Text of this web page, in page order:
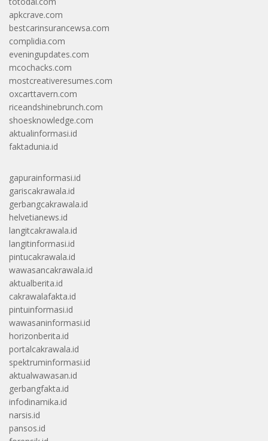
apkcrave.com
bestcarinsurancewsa.com
complidia.com
eveningupdates.com
mcochacks.com
mostcreativeresumes.com
oxcarttavern.com
riceandshinebrunch.com
shoesknowledge.com
aktualinformasi.id
faktadunia.id
gapurainformasi.id
gariscakrawala.id
gerbangcakrawala.id
helvetianews.id
langitcakrawala.id
langitinformasi.id
pintucakrawala.id
wawasancakrawala.id
aktualberita.id
cakrawalafakta.id
pintuinformasi.id
wawasaninformasi.id
horizonberita.id
portalcakrawala.id
spektruminformasi.id
aktualwawasan.id
gerbangfakta.id
infodinamika.id
narsis.id
pansos.id